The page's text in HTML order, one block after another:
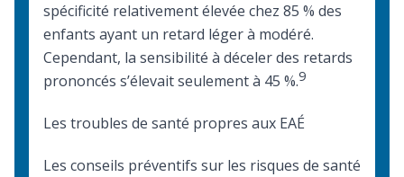
spécificité relativement élevée chez 85 % des
enfants ayant un retard léger à modéré.
Cependant, la sensibilité à déceler des retards
prononcés s’élevait seulement à 45 %.9
Les troubles de santé propres aux EAÉ
Les conseils préventifs sur les risques de santé